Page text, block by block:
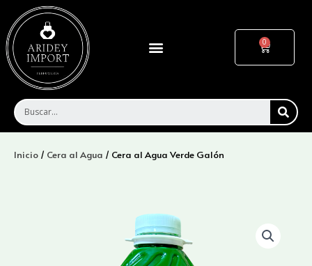
contenido
Menu Cart
Inicio / Cera al Agua / Cera al Agua Verde Galón